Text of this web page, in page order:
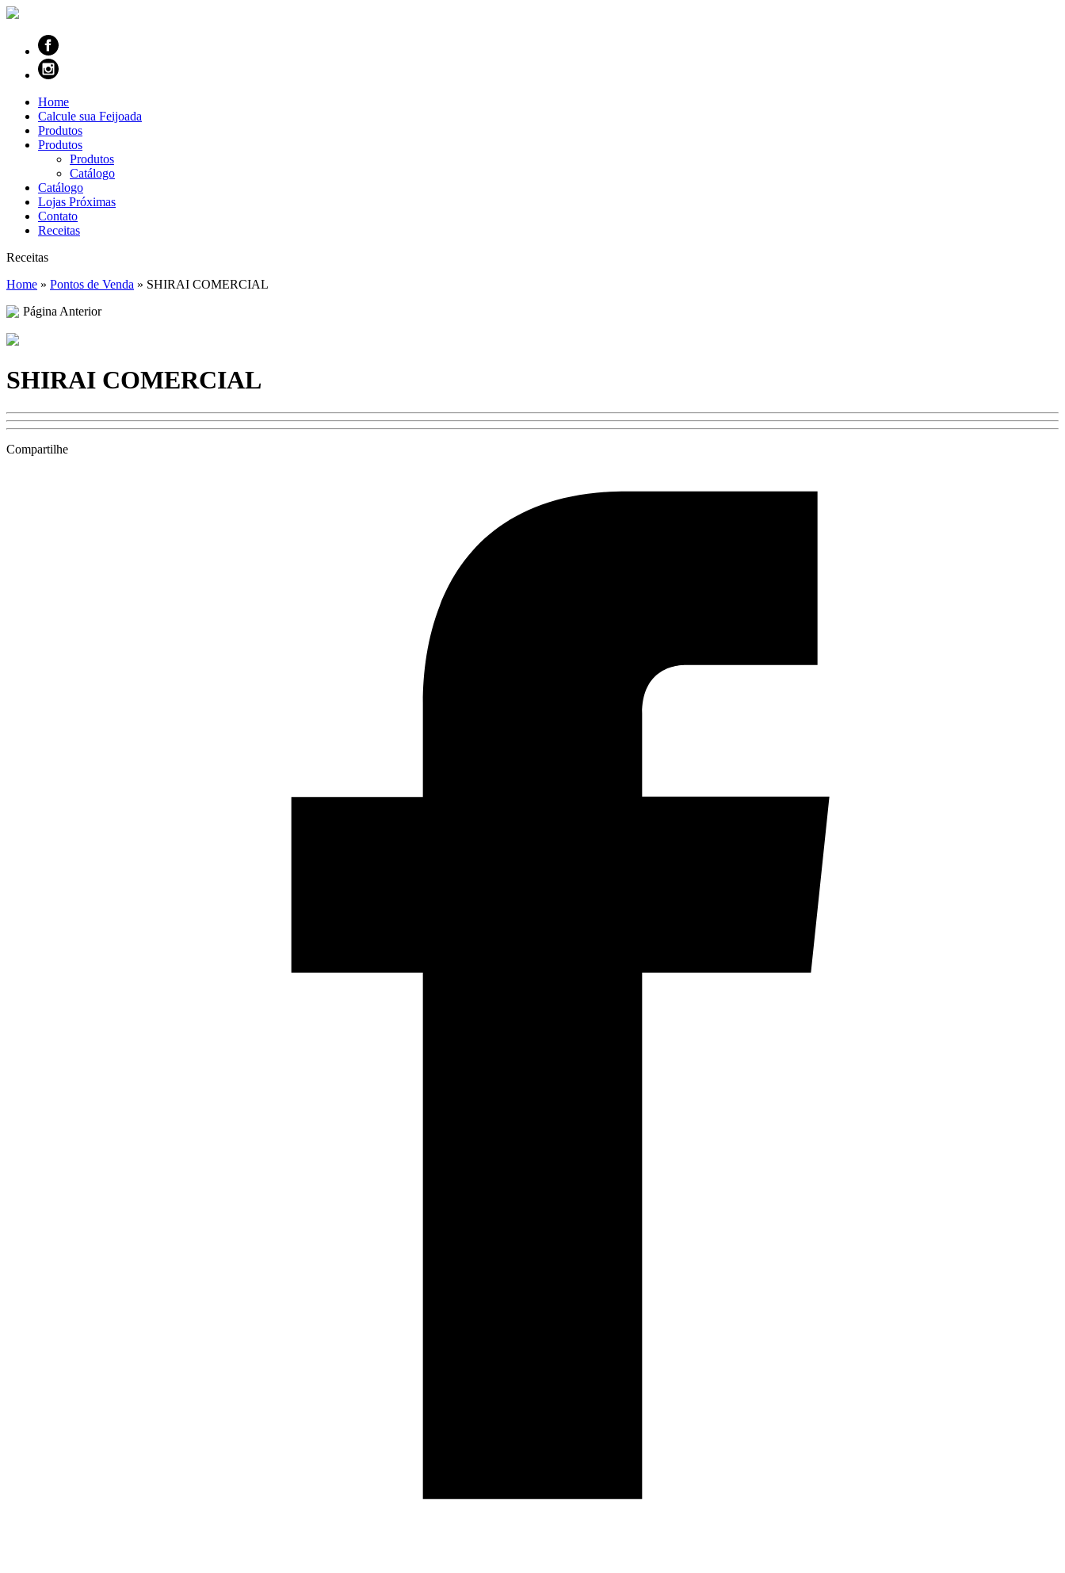
Home
Calcule sua Feijoada
Produtos
Produtos
Produtos
Catálogo
Catálogo
Lojas Próximas
Contato
Receitas
Receitas
Home » Pontos de Venda » SHIRAI COMERCIAL
Página Anterior
SHIRAI COMERCIAL
Compartilhe